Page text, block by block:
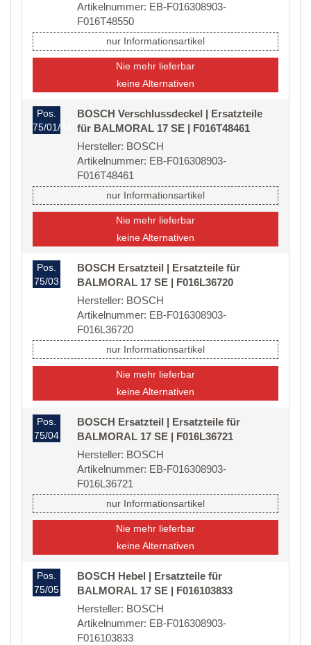
Artikelnummer: EB-F016308903-
F016T48550
nur Informationsartikel
Nie mehr lieferbar
keine Alternativen
Pos.
75/01/44
BOSCH Verschlussdeckel | Ersatzteile
für BALMORAL 17 SE | F016T48461
Hersteller: BOSCH
Artikelnummer: EB-F016308903-
F016T48461
nur Informationsartikel
Nie mehr lieferbar
keine Alternativen
Pos.
75/03
BOSCH Ersatzteil | Ersatzteile für
BALMORAL 17 SE | F016L36720
Hersteller: BOSCH
Artikelnummer: EB-F016308903-
F016L36720
nur Informationsartikel
Nie mehr lieferbar
keine Alternativen
Pos.
75/04
BOSCH Ersatzteil | Ersatzteile für
BALMORAL 17 SE | F016L36721
Hersteller: BOSCH
Artikelnummer: EB-F016308903-
F016L36721
nur Informationsartikel
Nie mehr lieferbar
keine Alternativen
Pos.
75/05
BOSCH Hebel | Ersatzteile für
BALMORAL 17 SE | F016103833
Hersteller: BOSCH
Artikelnummer: EB-F016308903-
F016103833